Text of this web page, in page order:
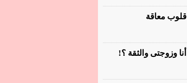
قلوب معاقة
أنا وزوجتى والثقة ؟!